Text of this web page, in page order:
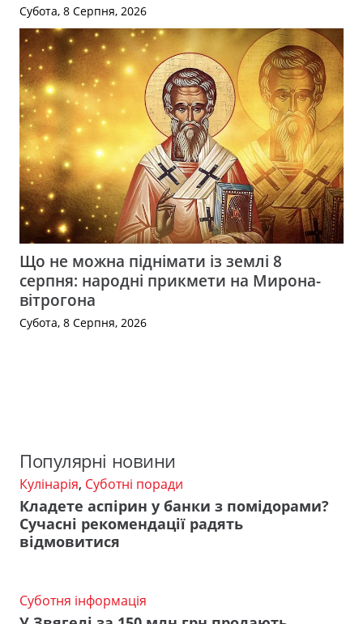
Субота, 8 Серпня, 2026
Що не можна піднімати із землі 8
серпня: народні прикмети на Мирона-
вітрогона
Субота, 8 Серпня, 2026
Популярні новини
Кулінарія, Суботні поради
Кладете аспірин у банки з помідорами?
Сучасні рекомендації радять
відмовитися
Суботня інформація